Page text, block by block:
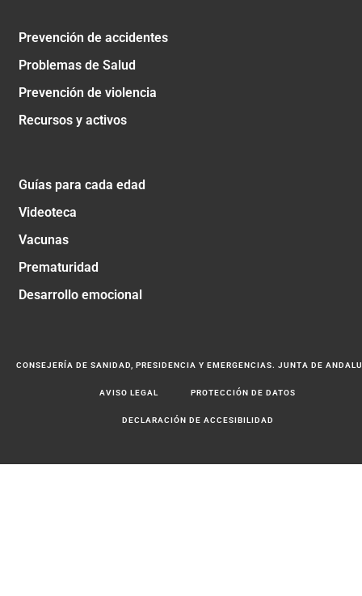
Prevención de accidentes
Problemas de Salud
Prevención de violencia
Recursos y activos
Guías para cada edad
Videoteca
Vacunas
Prematuridad
Desarrollo emocional
CONSEJERÍA DE SANIDAD, PRESIDENCIA Y EMERGENCIAS. JUNTA DE
AVISO LEGAL PROTECCIÓN DE DATOS
DECLARACIÓN DE ACCESIBILIDAD